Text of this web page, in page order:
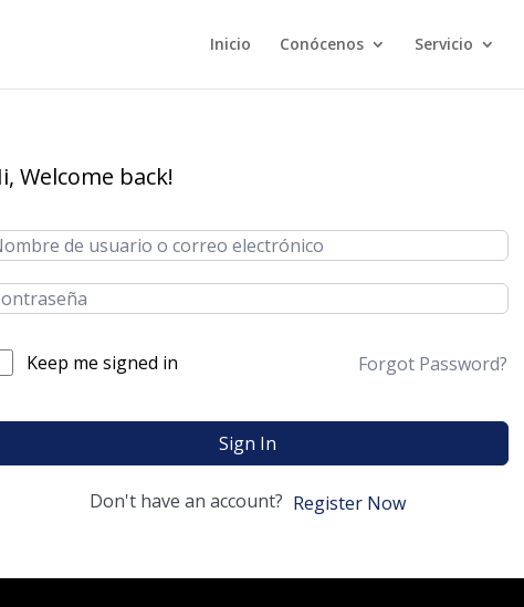
Inicio Conócenos Servicio
Welcome back!
Keep me signed in Forgot Password?
Sign In
Don't have an account? Register Now